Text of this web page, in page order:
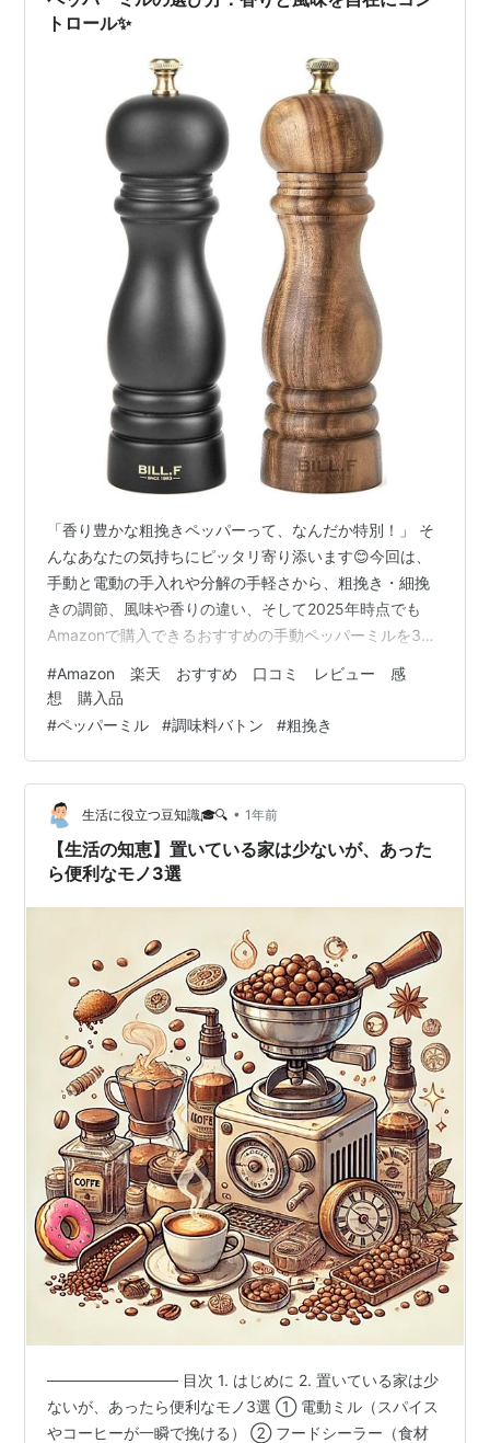
方を買って、失敗したと思った事何…
トロール✨
「香り豊かな粗挽きペッパーって、なんだか特別！」 そ
んなあなたの気持ちにピッタリ寄り添います😊今回は、
手動と電動の手入れや分解の手軽さから、粗挽き・細挽
きの調節、風味や香りの違い、そして2025年時点でも
Amazonで購入できるおすすめの手動ペッパーミルを3つ
すめの調味料”として、味にこだわるあなたへ贈る1本で
す。 手動 vs 電動：どっちを選ぶ？ 🎯 手動ペッパーミル
の魅力 風味と香りのコントロール自由！ 粗挽きにすれば
粒の食感とスパイシーさがグッと引き立ち、細挽きにす
も簡単！分解して手入…
#Amazon 楽天 おすすめ 口コミ レビュー 感
想 購入品
#ペッパーミル #調味料バトン #粗挽き
生活に役立つ豆知識🎓🔍 • 1年前
【生活の知恵】置いている家は少ないが、あった
ら便利なモノ3選
──────​────── 目次 1. はじめに 2. 置いている家は少
ないが、あったら便利なモノ3選 ① 電動ミル（スパイス
やコーヒーが一瞬で挽ける） ② フードシーラー（食材